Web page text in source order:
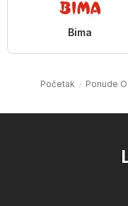
Bima
Početak Ponude